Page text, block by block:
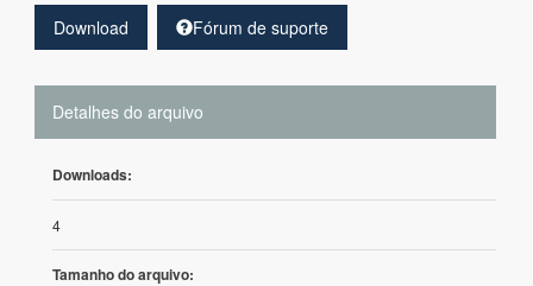
Download Fórum de suporte
Detalhes do arquivo
Downloads:
4
Tamanho do arquivo: